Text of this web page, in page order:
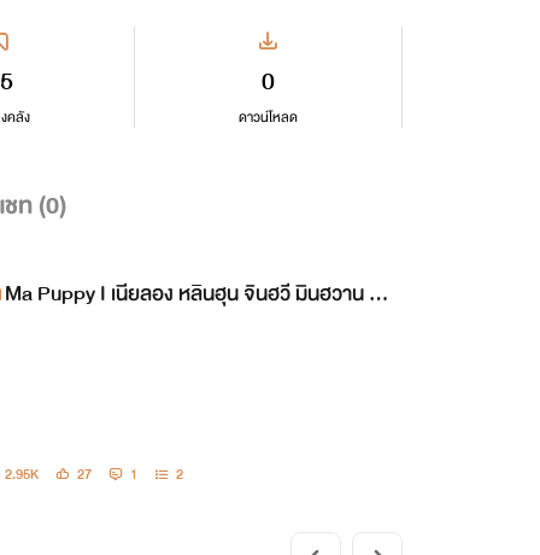
คลัง
0
ดาวน์โหลด
ท (0)
Ma Puppy I เนียลอง หลินฮุน จินฮวี มินฮวาน #พ
2.95K 27 1 2